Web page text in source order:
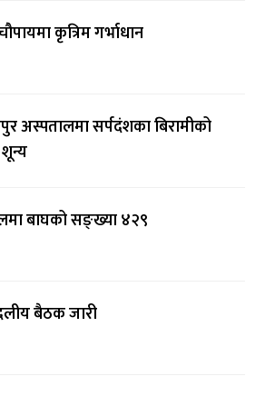
कृत्रिम गर्भाधान
अस्पतालमा सर्पदंशका बिरामीको
बाघको सङ्ख्या ४२९
बैठक जारी